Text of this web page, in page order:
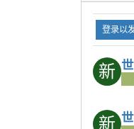
登录以
新
新